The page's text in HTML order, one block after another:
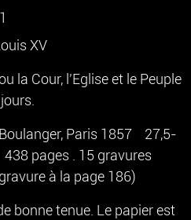
1
XV
la Cour, l'Eglise et le Peuple
Paris 1857 27,5-
pages . 15 gravures
à la page 186)
bonne tenue. Le papier est